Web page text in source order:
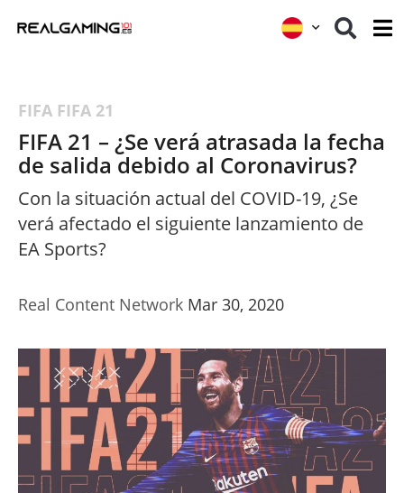
FIFA FIFA 21
FIFA 21 – ¿Se verá atrasada la fecha
de salida debido al Coronavirus?
Con la situación actual del COVID-19, ¿Se
verá afectado el siguiente lanzamiento de
EA Sports?
Real Content Network Mar 30, 2020